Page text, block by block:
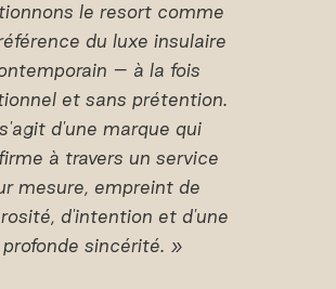
le resort comme
du luxe insulaire
– à la fois
et sans prétention.
d'une marque qui
à travers un service
mesure, empreint de
d'intention et d'une
profonde sincérité. »